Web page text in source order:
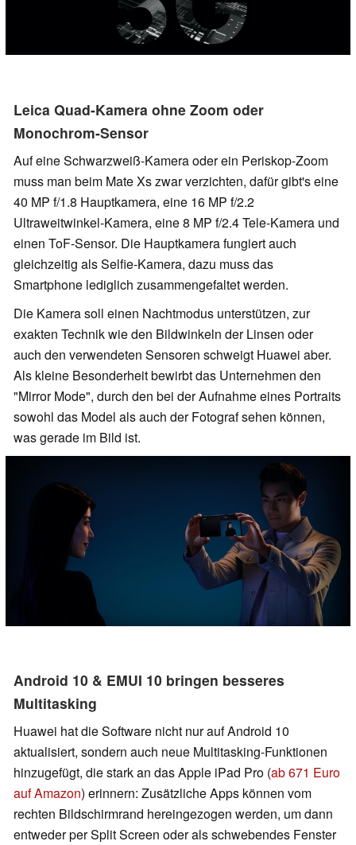
Leica Quad-Kamera ohne Zoom oder
Monochrom-Sensor
Auf eine Schwarzweiß-Kamera oder ein Periskop-Zoom
muss man beim Mate Xs zwar verzichten, dafür gibt's eine
40 MP f/1.8 Hauptkamera, eine 16 MP f/2.2
Ultraweitwinkel-Kamera, eine 8 MP f/2.4 Tele-Kamera und
einen ToF-Sensor. Die Hauptkamera fungiert auch
gleichzeitig als Selfie-Kamera, dazu muss das
Smartphone lediglich zusammengefaltet werden.
Die Kamera soll einen Nachtmodus unterstützen, zur
exakten Technik wie den Bildwinkeln der Linsen oder
auch den verwendeten Sensoren schweigt Huawei aber.
Als kleine Besonderheit bewirbt das Unternehmen den
"Mirror Mode", durch den bei der Aufnahme eines Portraits
sowohl das Model als auch der Fotograf sehen können,
was gerade im Bild ist.
Android 10 & EMUI 10 bringen besseres
Multitasking
Huawei hat die Software nicht nur auf Android 10
aktualisiert, sondern auch neue Multitasking-Funktionen
hinzugefügt, die stark an das Apple iPad Pro (ab 671 Euro
auf Amazon) erinnern: Zusätzliche Apps können vom
rechten Bildschirmrand hereingezogen werden, um dann
entweder per Split Screen oder als schwebendes Fenster